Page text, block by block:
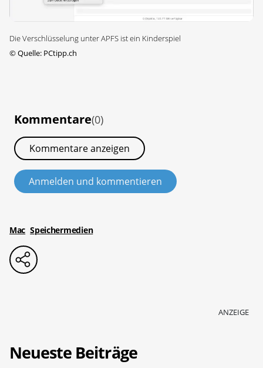
Die Verschlüsselung unter APFS ist ein Kinderspiel
©Quelle: PCtipp.ch
Kommentare(0)
Kommentare anzeigen
Anmelden und kommentieren
Mac Speichermedien
ANZEIGE
Neueste Beiträge